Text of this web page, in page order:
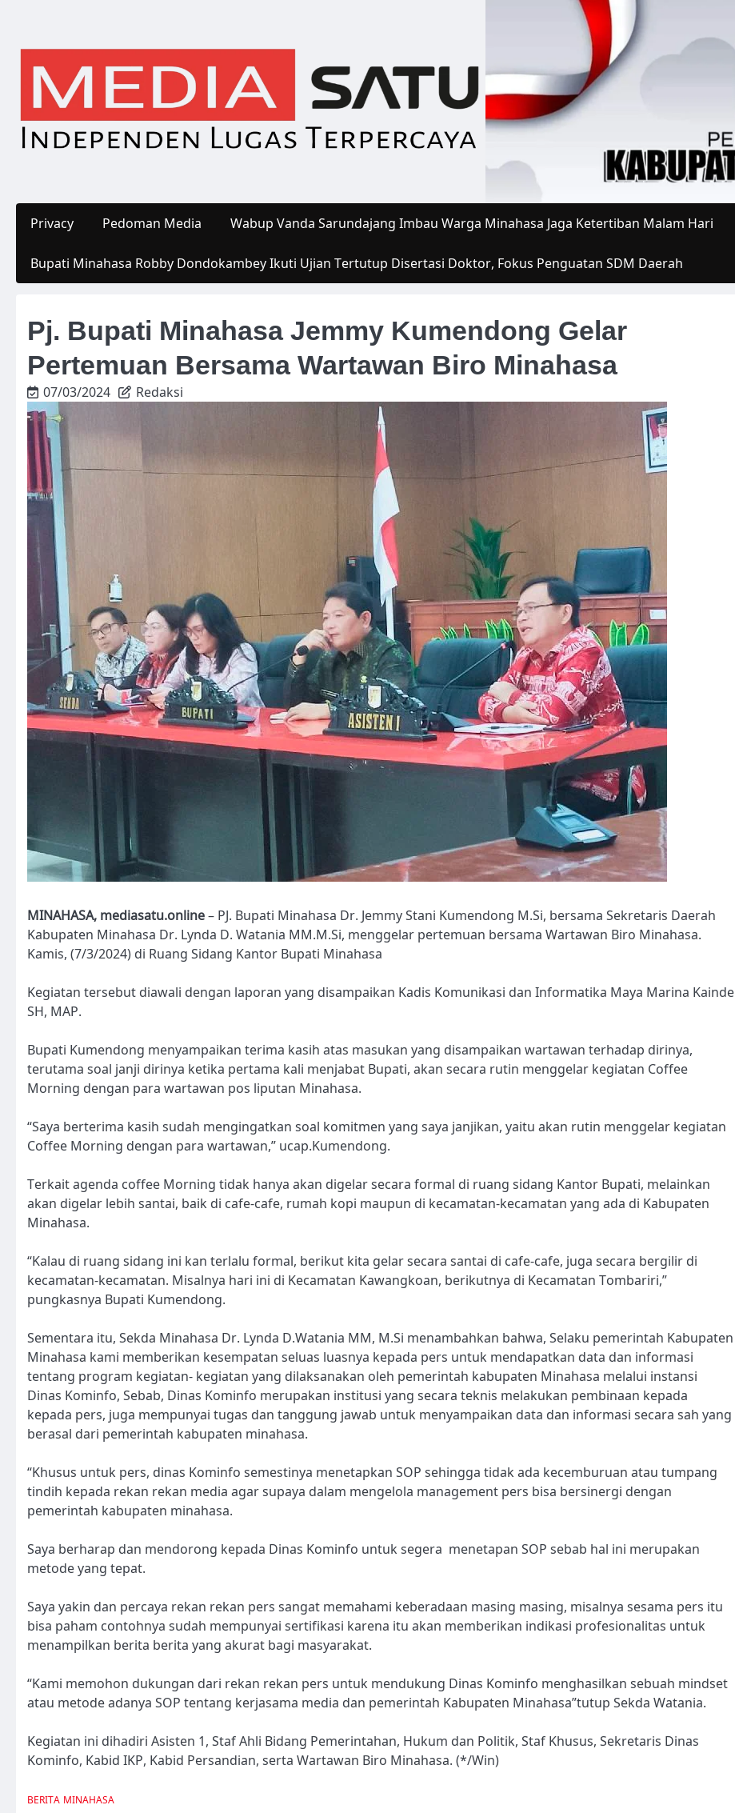
content
Privacy Pedoman Media Wabup Vanda Sarundajang Imbau Warga Minahasa Jaga Ketertiban Malam Hari
Bupati Minahasa Robby Dondokambey Ikuti Ujian Tertutup Disertasi Doktor, Fokus Penguatan SDM Daerah
Pj. Bupati Minahasa Jemmy Kumendong Gelar
Pertemuan Bersama Wartawan Biro Minahasa
07/03/2024 Redaksi
MINAHASA, mediasatu.online– PJ. Bupati Minahasa Dr. Jemmy Stani Kumendong M.Si, bersama Sekretaris Daerah
Kabupaten Minahasa Dr. Lynda D. Watania MM.M.Si, menggelar pertemuan bersama Wartawan Biro Minahasa.
Kamis, (7/3/2024) di Ruang Sidang Kantor Bupati Minahasa
Kegiatan tersebut diawali dengan laporan yang disampaikan Kadis Komunikasi dan Informatika Maya Marina Kainde
SH, MAP.
Bupati Kumendong menyampaikan terima kasih atas masukan yang disampaikan wartawan terhadap dirinya,
terutama soal janji dirinya ketika pertama kali menjabat Bupati, akan secara rutin menggelar kegiatan Coffee
Morning dengan para wartawan pos liputan Minahasa.
“Saya berterima kasih sudah mengingatkan soal komitmen yang saya janjikan, yaitu akan rutin menggelar kegiatan
Coffee Morning dengan para wartawan,” ucap.Kumendong.
Terkait agenda coffee Morning tidak hanya akan digelar secara formal di ruang sidang Kantor Bupati, melainkan
akan digelar lebih santai, baik di cafe-cafe, rumah kopi maupun di kecamatan-kecamatan yang ada di Kabupaten
Minahasa.
“Kalau di ruang sidang ini kan terlalu formal, berikut kita gelar secara santai di cafe-cafe, juga secara bergilir di
kecamatan-kecamatan. Misalnya hari ini di Kecamatan Kawangkoan, berikutnya di Kecamatan Tombariri,”
pungkasnya Bupati Kumendong.
Sementara itu, Sekda Minahasa Dr. Lynda D.Watania MM, M.Si menambahkan bahwa, Selaku pemerintah Kabupaten
Minahasa kami memberikan kesempatan seluas luasnya kepada pers untuk mendapatkan data dan informasi
tentang program kegiatan- kegiatan yang dilaksanakan oleh pemerintah kabupaten Minahasa melalui instansi
Dinas Kominfo, Sebab, Dinas Kominfo merupakan institusi yang secara teknis melakukan pembinaan kepada
kepada pers, juga mempunyai tugas dan tanggung jawab untuk menyampaikan data dan informasi secara sah yang
berasal dari pemerintah kabupaten minahasa.
“Khusus untuk pers, dinas Kominfo semestinya menetapkan SOP sehingga tidak ada kecemburuan atau tumpang
tindih kepada rekan rekan media agar supaya dalam mengelola management pers bisa bersinergi dengan
pemerintah kabupaten minahasa.
Saya berharap dan mendorong kepada Dinas Kominfo untuk segera menetapan SOP sebab hal ini merupakan
metode yang tepat.
Saya yakin dan percaya rekan rekan pers sangat memahami keberadaan masing masing, misalnya sesama pers itu
bisa paham contohnya sudah mempunyai sertifikasi karena itu akan memberikan indikasi profesionalitas untuk
menampilkan berita berita yang akurat bagi masyarakat.
“Kami memohon dukungan dari rekan rekan pers untuk mendukung Dinas Kominfo menghasilkan sebuah mindset
atau metode adanya SOP tentang kerjasama media dan pemerintah Kabupaten Minahasa”tutup Sekda Watania.
Kegiatan ini dihadiri Asisten 1, Staf Ahli Bidang Pemerintahan, Hukum dan Politik, Staf Khusus, Sekretaris Dinas
Kominfo, Kabid IKP, Kabid Persandian, serta Wartawan Biro Minahasa. (*/Win)
BERITA MINAHASA